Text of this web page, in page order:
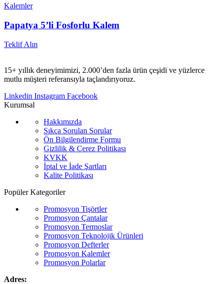
Kalemler
Papatya 5’li Fosforlu Kalem
Teklif Alın
15+ yıllık deneyimimizi, 2.000’den fazla ürün çeşidi ve yüzlerce
mutlu müşteri referansıyla taçlandırıyoruz.
Linkedin Instagram Facebook
Kurumsal
Hakkımızda
Sıkça Sorulan Sorular
Ön Bilgilendirme Formu
Gizlilik & Çerez Politikası
KVKK
İptal ve İade Şartları
Kalite Politikası
Popüler Kategoriler
Promosyon Tişörtler
Promosyon Çantalar
Promosyon Termoslar
Promosyon Teknolojik Ürünleri
Promosyon Defterler
Promosyon Kalemler
Promosyon Polarlar
Adres: